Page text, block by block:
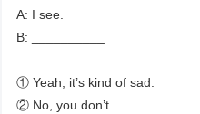
A: I see.
B: __________
① Yeah, it’s kind of sad.
② No, you don’t.